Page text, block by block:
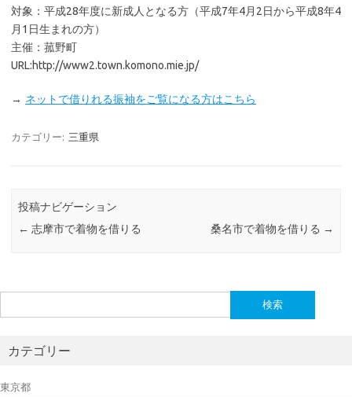
対象：平成28年度に新成人となる方（平成7年4月2日から平成8年4
月1日生まれの方）
主催：菰野町
URL:http://www2.town.komono.mie.jp/
→ ネットで借りれる振袖をご覧になる方はこちら
カテゴリー: 三重県
投稿ナビゲーション
← 志摩市で着物を借りる 桑名市で着物を借りる →
索:
カテゴリー
東京都